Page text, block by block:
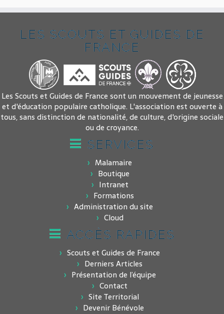
LES SCOUTS ET GUIDES DE
FRANCE
Les Scouts et Guides de France sont un mouvement de jeunesse
et d'éducation populaire catholique. L'association est ouverte à
tous, sans distinction de nationalité, de culture, d'origine sociale
ou de croyance.
SERVICES
Malamaire
Boutique
Intranet
Formations
Administration du site
Cloud
ACCÈS RAPIDES
Scouts et Guides de France
Derniers Articles
Présentation de l’équipe
Contact
Site Territorial
Devenir Bénévole